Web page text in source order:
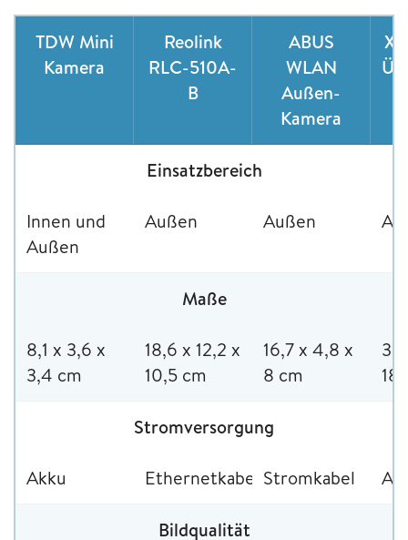
TDW Mini
Kamera
Reolink
RLC-510A-
B
ABUS
WLAN
Außen-
Kamera
Einsatzbereich
Innen und
Außen
Außen Außen
Maße
8,1 x 3,6 x
3,4 cm
18,6 x 12,2 x
10,5 cm
16,7 x 4,8 x
8 cm
30
18
Stromversorgung
Akku Ethernetkabel Stromkabel
Bildqualität